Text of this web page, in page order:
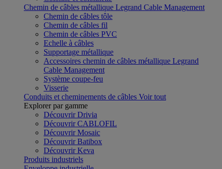
Chemin de câbles métallique Legrand Cable Management
Chemin de câbles tôle
Chemin de câbles fil
Chemin de câbles PVC
Echelle à câbles
Supportage métallique
Accessoires chemin de câbles métallique Legrand
Cable Management
Système coupe-feu
Visserie
Conduits et cheminements de câbles Voir tout
Explorer par gamme
Découvrir Drivia
Découvrir CABLOFIL
Découvrir Mosaic
Découvrir Batibox
Découvrir Keva
Produits industriels